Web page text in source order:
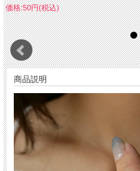
価格:50円(税込)
商品説明